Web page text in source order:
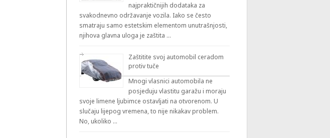
najpraktičnijih dodataka za
svakodnevno održavanje vozila. Iako se često
smatraju samo estetskim elementom unutrašnjosti,
njihova glavna uloga je zaštita …
Zaštitite svoj automobil ceradom
protiv tuče
Mnogi vlasnici automobila ne
posjeduju vlastitu garažu i moraju
svoje limene ljubimce ostavljati na otvorenom. U
slučaju lijepog vremena, to nije nikakav problem.
No, ukoliko …